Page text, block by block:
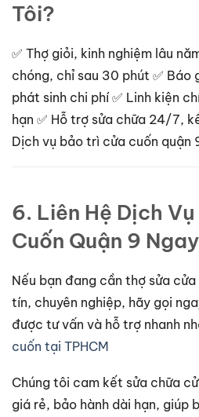
Tôi?
✅ Thợ giỏi, kinh nghiệm lâu
chóng, chỉ sau 30 phút ✅ Báo
phát sinh chi phí ✅ Linh kiện
hạn ✅ Hỗ trợ sửa chữa 24/7,
Dịch vụ bảo trì cửa cuốn quận
6. Liên Hệ Dịch
Cuốn Quận 9
Nếu bạn đang cần thợ sửa
tín, chuyên nghiệp, hãy gọi
được tư vấn và hỗ trợ nhanh
cuốn tại TPHCM
Chúng tôi cam kết sửa chữa
giá rẻ, bảo hành dài hạn, giúp